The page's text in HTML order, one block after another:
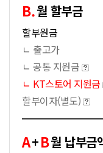
B.월 할부금
할부원금
ㄴ 출고가
ㄴ 공통 지원금
ㄴ KT스토어 지원금
할부이자(별도)
A+B월 납부금